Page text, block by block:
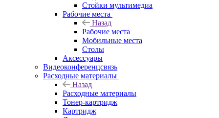
Стойки мультимедиа
Рабочие места
Назад
Рабочие места
Мобильные места
Столы
Аксессуары
Видеоконференцсвязь
Расходные материалы
Назад
Расходные материалы
Тонер-картридж
Картридж